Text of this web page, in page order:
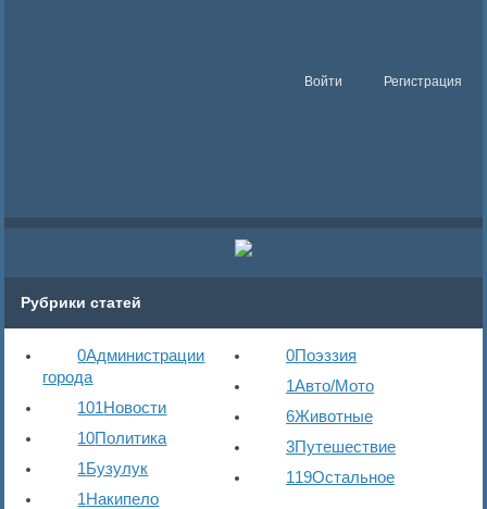
Войти Регистрация
Рубрики статей
0Администрации
города
101Новости
10Политика
1Бузулук
1Накипело
0Поэззия
1Авто/Мото
6Животные
3Путешествие
119Остальное